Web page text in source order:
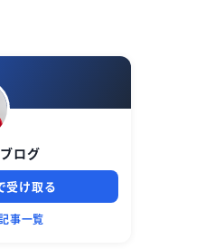
ログ
受け取る
事一覧